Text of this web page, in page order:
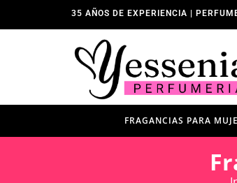
35 AÑOS DE EXPERIENCIA |
FRAGANCIAS PARA